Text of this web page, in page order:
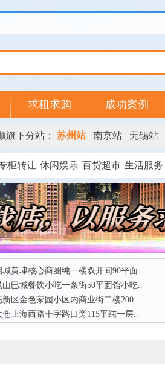
求租求购 成功案例
旗下分站： 苏州站 南京站 无锡站
柜转让 休闲娱乐 百货超市 生活服务
城黄埭核心商圈纯一楼双开间90平面..
山巴城餐饮小吃一条街50平面馆小吃..
新区金色家园小区内商业街二楼200..
仓上海西路十字路口旁115平纯一层..